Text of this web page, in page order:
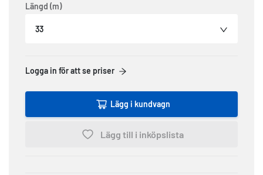
Längd (m)
33
Logga in för att se priser
Lägg i kundvagn
Lägg till i inköpslista